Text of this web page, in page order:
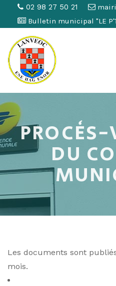
02 98 27 50 21
Bulletin municipal "LE
DU
Les documents sont
mois.